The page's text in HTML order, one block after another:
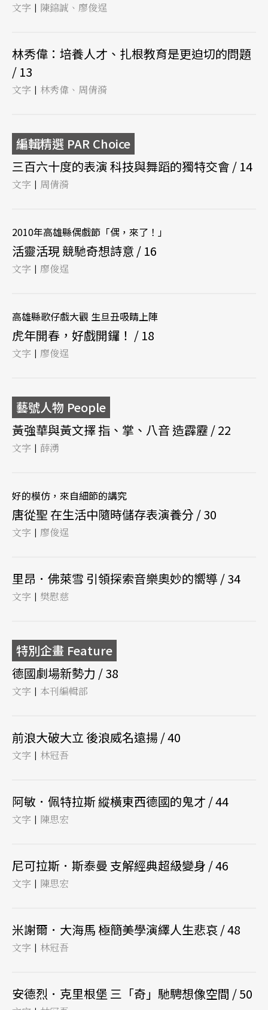
文字 | 陳錦誠、廖俊逞
林秀偉：培養人才、扎根教育是更迫切的問題
/ 13
文字 | 林秀偉、周倩漪
編輯精選 PAR Choice
三百六十度的表演 科技與舞蹈的獨特交會 / 14
文字 | 周倩漪
2010年高雄縣偶戲節「偶，來了！」
活靈活現 競馳奇想詩意 / 16
文字 | 廖俊逞
高雄縣歌仔戲大觀 生旦丑吸睛上陣
虎年開春，好戲開鑼！ / 18
文字 | 廖俊逞
藝號人物 People
黃強華與黃文擇 指、掌、八音 造霹靂 / 22
文字 | 薛湧
好的模仿，來自細節的講究
唐從聖 在生活中隨時儲存表演養分 / 30
文字 | 廖俊逞
里昂．佛萊雪 引領探索音樂奧妙的嚮導 / 34
文字 | 樊慰慈
特別企畫 Feature
德國劇場新勢力 / 38
文字 | 本刊編輯部
前浪大破大立 後浪威名遠揚 / 40
文字 | 林冠吾
阿敏．佩特拉斯 縱橫東西德國的鬼才 / 44
文字 | 陳思宏
尼可拉斯．斯泰曼 支解經典超級變身 / 46
文字 | 陳思宏
米謝爾．大海馬 極簡美學演繹人生悲哀 / 48
文字 | 林冠吾
安德烈．克里根堡 三「奇」馳騁想像空間 / 50